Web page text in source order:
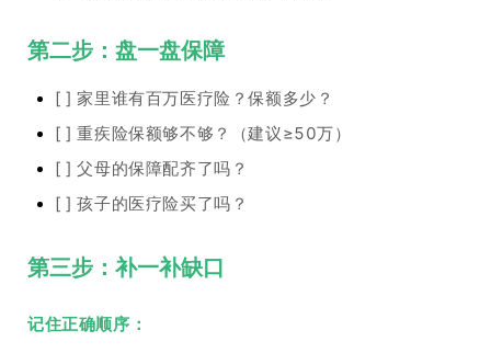
第二步：盘一盘保障
[ ] 家里谁有百万医疗险？保额多少？
[ ] 重疾险保额够不够？（建议≥50万）
[ ] 父母的保障配齐了吗？
[ ] 孩子的医疗险买了吗？
第三步：补一补缺口
记住正确顺序：